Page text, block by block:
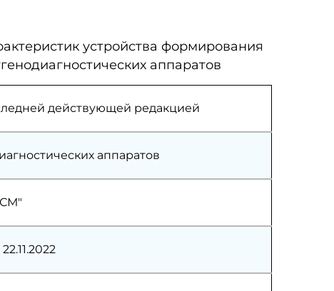
устройства формирования
аппаратов
действующей редакцией
аппаратов